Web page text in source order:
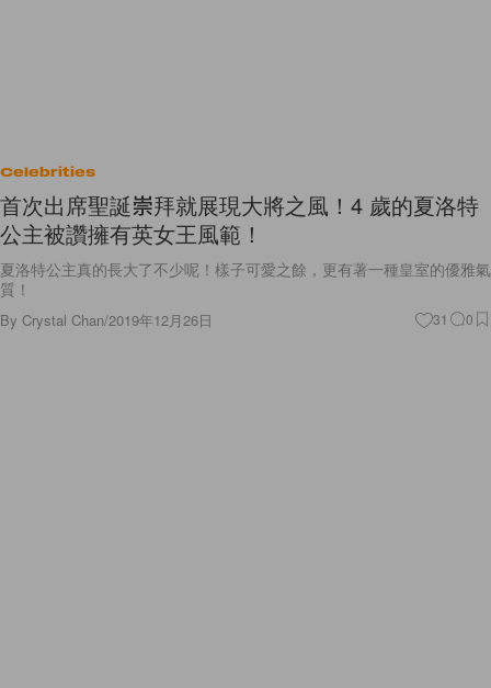
Celebrities
首次出席聖誕崇拜就展現大將之風！4 歲的夏洛特
公主被讚擁有英女王風範！
夏洛特公主真的長大了不少呢！樣子可愛之餘，更有著一種皇室的優雅氣
質！
By Crystal Chan/2019年12月26日 31 0